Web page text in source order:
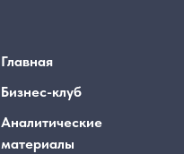
Главная
Бизнес-клуб
Аналитические
материалы